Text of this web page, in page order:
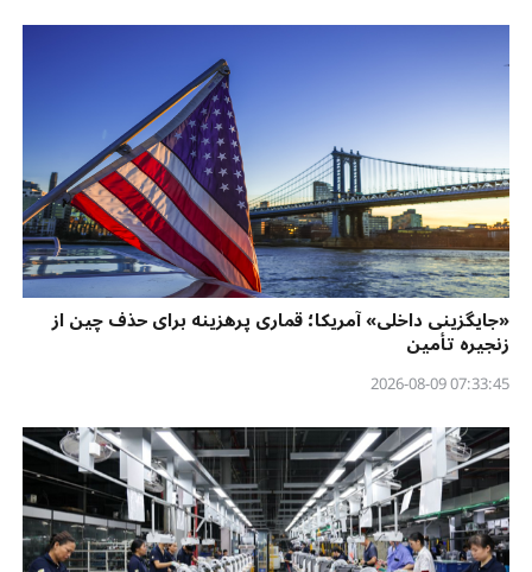
«جایگزینی داخلی» آمریکا؛ قماری پرهزینه برای حذف چین از
زنجیره تأمین
07:33:45 2026-08-09